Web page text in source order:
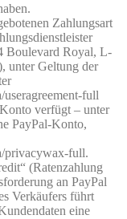
Zahlungsart
Boulevard Royal, L-
unter Geltung der
full
verfügt – unter
PayPal-Konto,
privacywax-full.
(Ratenzahlung
an PayPal
Verkäufers führt
eine